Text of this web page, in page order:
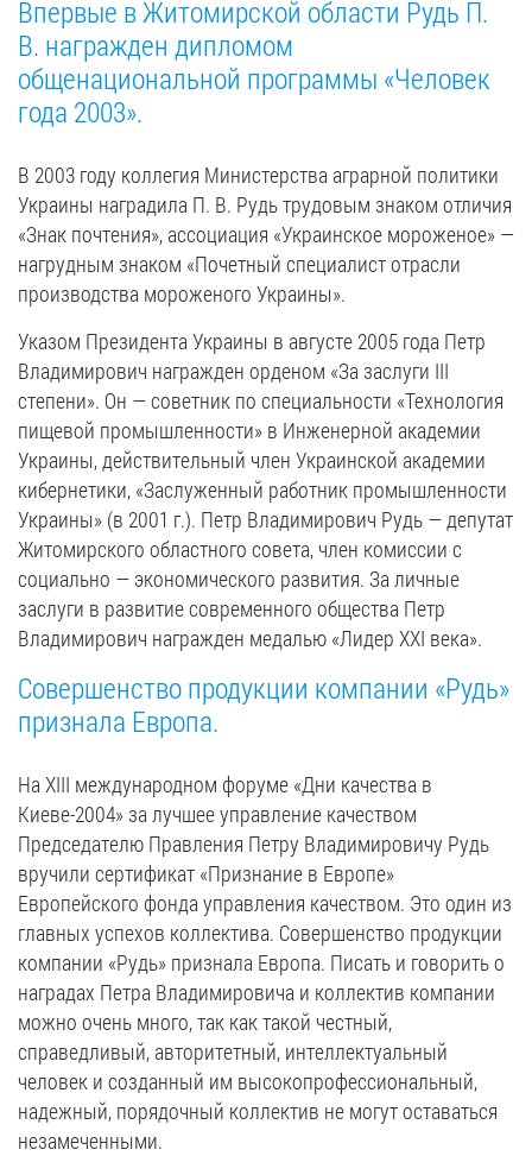
Впервые в Житомирской области Рудь П.
В. награжден дипломом
общенациональной программы «Человек
года 2003».
В 2003 году коллегия Министерства аграрной политики
Украины наградила П. В. Рудь трудовым знаком отличия
«Знак почтения», ассоциация «Украинское мороженое» —
нагрудным знаком «Почетный специалист отрасли
производства мороженого Украины».
Указом Президента Украины в августе 2005 года Петр
Владимирович награжден орденом «За заслуги III
степени». Он — советник по специальности «Технология
пищевой промышленности» в Инженерной академии
Украины, действительный член Украинской академии
кибернетики, «Заслуженный работник промышленности
Украины» (в 2001 г.). Петр Владимирович Рудь — депутат
Житомирского областного совета, член комиссии с
социально — экономического развития. За личные
заслуги в развитие современного общества Петр
Владимирович награжден медалью «Лидер ХХІ века».
Совершенство продукции компании «Рудь»
признала Европа.
На ХІІІ международном форуме «Дни качества в
Киеве-2004» за лучшее управление качеством
Председателю Правления Петру Владимировичу Рудь
вручили сертификат «Признание в Европе»
Европейского фонда управления качеством. Это один из
главных успехов коллектива. Совершенство продукции
компании «Рудь» признала Европа. Писать и говорить о
наградах Петра Владимировича и коллектив компании
можно очень много, так как такой честный,
справедливый, авторитетный, интеллектуальный
человек и созданный им высокопрофессиональный,
надежный, порядочный коллектив не могут оставаться
незамеченными.